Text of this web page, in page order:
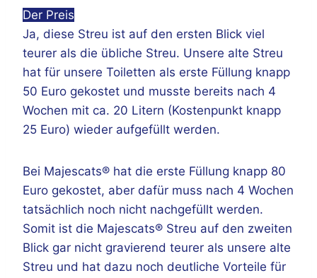
Der Preis
Ja, diese Streu ist auf den ersten Blick viel
teurer als die übliche Streu. Unsere alte Streu
hat für unsere Toiletten als erste Füllung knapp
50 Euro gekostet und musste bereits nach 4
Wochen mit ca. 20 Litern (Kostenpunkt knapp
25 Euro) wieder aufgefüllt werden.
Bei Majescats® hat die erste Füllung knapp 80
Euro gekostet, aber dafür muss nach 4 Wochen
tatsächlich noch nicht nachgefüllt werden.
Somit ist die Majescats® Streu auf den zweiten
Blick gar nicht gravierend teurer als unsere alte
Streu und hat dazu noch deutliche Vorteile für